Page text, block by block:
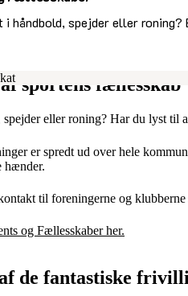
i håndbold, spejder eller
sportens fællesskab
eller roning? Har du lyst til
er spredt ud over hele
hænder.
til foreningerne og
og Fællesskaber her.
de fantastiske